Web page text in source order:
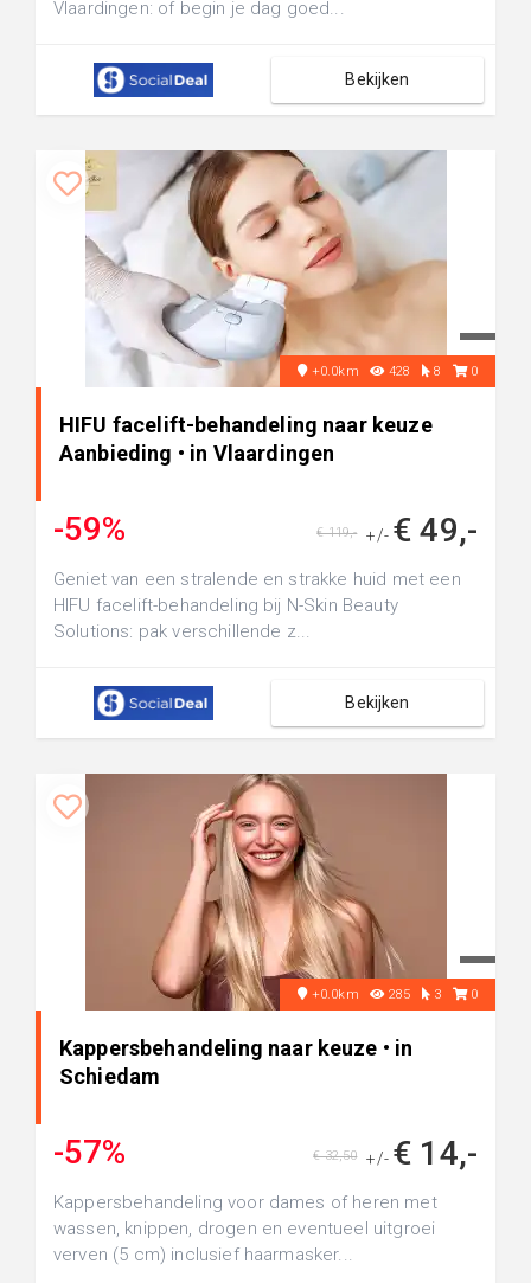
Vlaardingen: of begin je dag goed...
Bekijken
+0.0km 428 8 0
HIFU facelift-behandeling naar keuze
Aanbieding • in Vlaardingen
-59% +/- € 49,-
€ 119,-
Geniet van een stralende en strakke huid met een
HIFU facelift-behandeling bij N-Skin Beauty
Solutions: pak verschillende z...
Bekijken
+0.0km 285 3 0
Kappersbehandeling naar keuze • in
Schiedam
-57% +/- € 14,-
€ 32,50
Kappersbehandeling voor dames of heren met
wassen, knippen, drogen en eventueel uitgroei
verven (5 cm) inclusief haarmasker...